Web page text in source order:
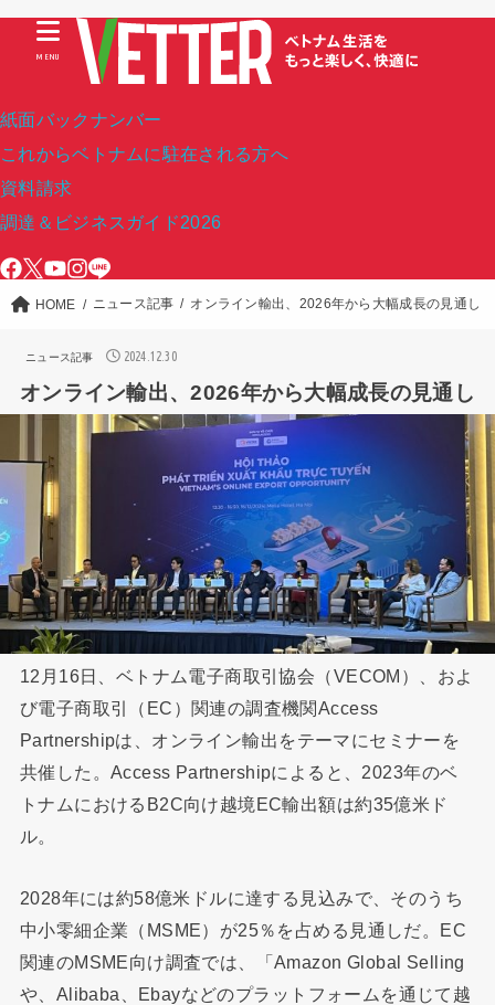
紙面バックナンバー
これからベトナムに駐在される方へ
資料請求
調達＆ビジネスガイド2026
MENU
HOME ニュース記事 オンライン輸出、2026年から大幅成長の見通し
ニュース記事 2024.12.30
オンライン輸出、2026年から大幅成長の見通し
12月16日、ベトナム電子商取引協会（VECOM）、およ
び電子商取引（EC）関連の調査機関Access
Partnershipは、オンライン輸出をテーマにセミナーを
共催した。Access Partnershipによると、2023年のベ
トナムにおけるB2C向け越境EC輸出額は約35億米ド
ル。
2028年には約58億米ドルに達する見込みで、そのうち
中小零細企業（MSME）が25％を占める見通しだ。EC
関連のMSME向け調査では、「Amazon Global Selling
や、Alibaba、Ebayなどのプラットフォームを通じて越